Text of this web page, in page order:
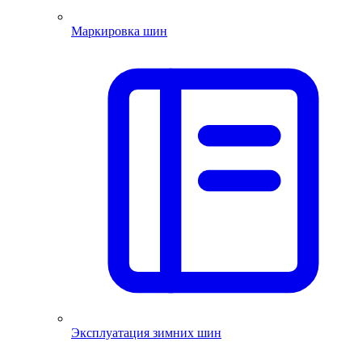
Маркировка шин
Эксплуатация зимних шин